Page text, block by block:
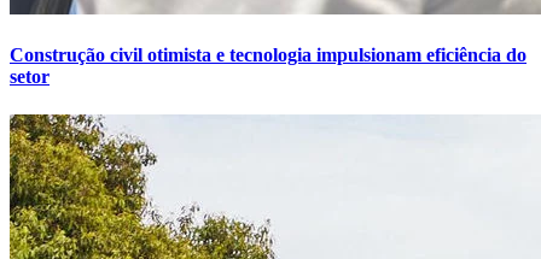
Construção civil otimista e tecnologia impulsionam eficiência do
setor